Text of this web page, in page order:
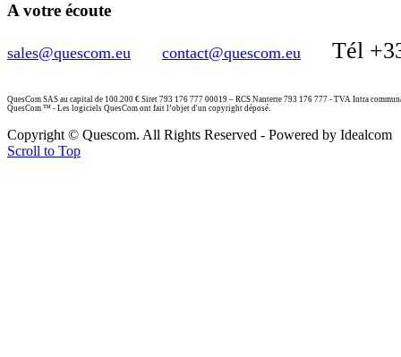
A votre écoute
sales@quescom.eu contact@quescom.eu Tél
QuesCom SAS au capital de 100.200 € Siret 793 176 777 00019 – RCS Nanterre 793 176 777 - TVA Intra
QuesCom ™ - Les logiciels QuesCom ont fait l’objet d'un copyright déposé.
Copyright © Quescom. All Rights Reserved - Powered by Idealcom
Scroll to Top